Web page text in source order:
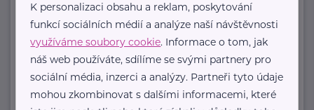
Žižkova 403
Nadační fond Spolu s odvahou
je nezisková organizace, jejímž
posláním je podporovat duševní
zdraví dětí ...
K personalizaci obsahu a reklam, poskytování
funkcí sociálních médií a analýze naší návštěvnosti
využíváme soubory cookie. Informace o tom, jak
náš web používáte, sdílíme se svými partnery pro
sociální média, inzerci a analýzy. Partneři tyto údaje
mohou zkombinovat s dalšími informacemi, které